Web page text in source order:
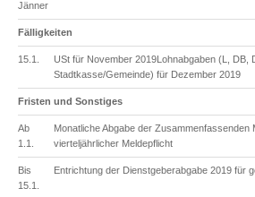
Jänner
Fälligkeiten
15.1.
USt für November 2019Lohnabgaben (L, DB,
Stadtkasse/Gemeinde) für Dezember 2019
Fristen und Sonstiges
Ab
1.1.
Monatliche Abgabe der Zusammenfassenden
vierteljährlicher Meldepflicht
Bis
15.1.
Entrichtung der Dienstgeberabgabe 2019 für